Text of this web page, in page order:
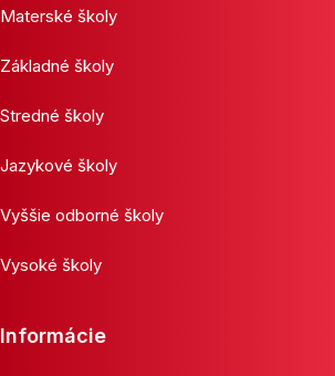
Materské školy
Základné školy
Stredné školy
Jazykové školy
Vyššie odborné školy
Vysoké školy
Informácie